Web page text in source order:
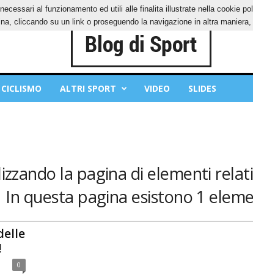
PRIVACY POLICY
CICLISMO ALTRI SPORT VIDEO SLIDES
la pagina di elementi
In questa pagina esistono 1
0
al funzionamento ed utili alle finalita illustrate nella cookie
cliccando su un link o proseguendo la navigazione in altra